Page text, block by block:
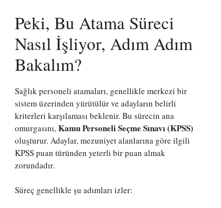
Peki, Bu Atama Süreci
Nasıl İşliyor, Adım Adım
Bakalım?
Sağlık personeli atamaları, genellikle merkezi bir
sistem üzerinden yürütülür ve adayların belirli
kriterleri karşılaması beklenir. Bu sürecin ana
omurgasını,Kamu Personeli Seçme Sınavı (KPSS)
oluşturur. Adaylar, mezuniyet alanlarına göre ilgili
KPSS puan türünden yeterli bir puan almak
zorundadır.
Süreç genellikle şu adımları izler: